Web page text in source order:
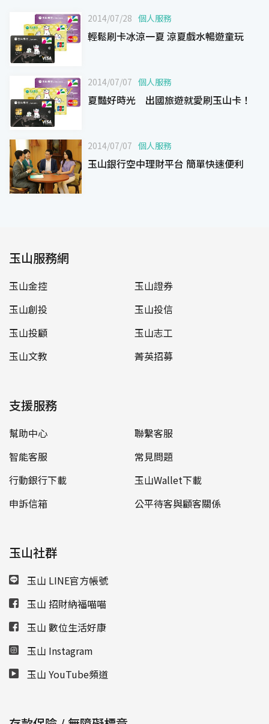
2014/07/28 個人服務
輕鬆刷卡冰涼一夏 涼夏戲水暢遊童玩
2014/07/07 個人服務
夏豔好時光 出國旅遊就愛刷玉山卡！
2014/07/07 個人服務
玉山銀行空中理財平台 簡單快速便利
玉山服務網
玉山金控
玉山證券
玉山創投
玉山投信
玉山投顧
玉山志工
玉山文教
菁英招募
支援服務
幫助中心
聯繫客服
智能客服
常見問題
行動銀行下載
玉山Wallet下載
申訴信箱
公平待客與顧客關係
玉山社群
玉山 LINE官方帳號
玉山 招財納福喵喵
玉山 數位生活好康
玉山 Instagram
玉山 YouTube頻道